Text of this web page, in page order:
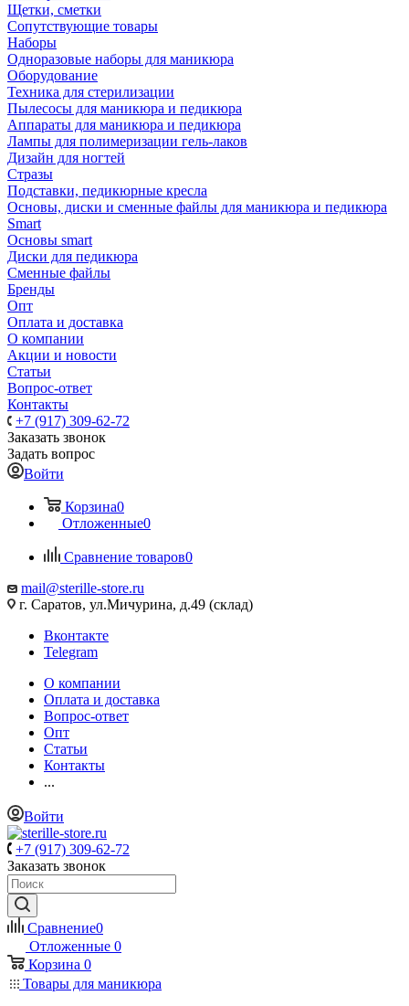
Щетки, сметки
Сопутствующие товары
Наборы
Одноразовые наборы для маникюра
Оборудование
Техника для стерилизации
Пылесосы для маникюра и педикюра
Аппараты для маникюра и педикюра
Лампы для полимеризации гель-лаков
Дизайн для ногтей
Стразы
Подставки, педикюрные кресла
Основы, диски и сменные файлы для маникюра и педикюра
Smart
Основы smart
Диски для педикюра
Сменные файлы
Бренды
Опт
Оплата и доставка
О компании
Акции и новости
Статьи
Вопрос-ответ
Контакты
+7 (917) 309-62-72
Заказать звонок
Задать вопрос
Войти
Корзина0
Отложенные0
Сравнение товаров0
mail@sterille-store.ru
г. Саратов, ул.Мичурина, д.49 (склад)
Вконтакте
Telegram
О компании
Оплата и доставка
Вопрос-ответ
Опт
Статьи
Контакты
...
Войти
+7 (917) 309-62-72
Заказать звонок
Сравнение0
Отложенные 0
Корзина 0
Товары для маникюра